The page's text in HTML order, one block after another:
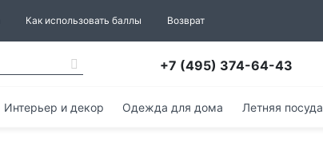
Как использовать баллы Возврат
+7 (495) 374-64-43
Интерьер и декор Одежда для дома Летняя посуда